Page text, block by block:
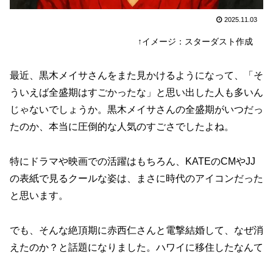
2025.11.03
↑イメージ：スターダスト作成
最近、黒木メイサさんをまた見かけるようになって、「そ
ういえば全盛期はすごかったな」と思い出した人も多いん
じゃないでしょうか。黒木メイサさんの全盛期がいつだっ
たのか、本当に圧倒的な人気のすごさでしたよね。
特にドラマや映画での活躍はもちろん、KATEのCMやJJ
の表紙で見るクールな姿は、まさに時代のアイコンだった
と思います。
でも、そんな絶頂期に赤西仁さんと電撃結婚して、なぜ消
えたのか？と話題になりました。ハワイに移住したなんて